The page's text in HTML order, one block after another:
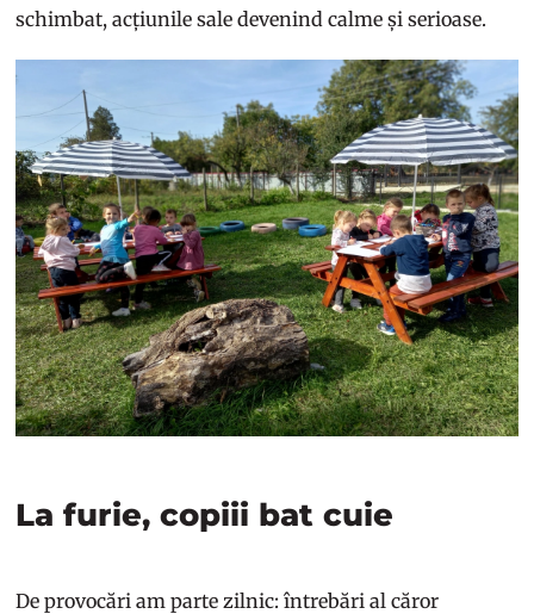
schimbat, acțiunile sale devenind calme și serioase.
La furie, copiii bat cuie
De provocări am parte zilnic: întrebări al căror